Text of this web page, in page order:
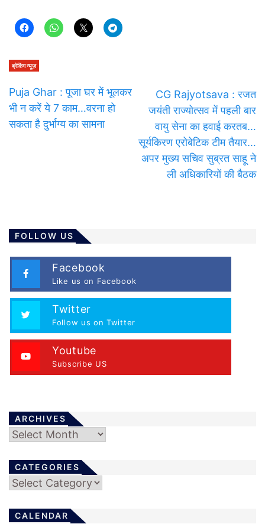
ब्रेकिंग न्यूज़
Puja Ghar : पूजा घर में भूलकर
भी न करें ये 7 काम…वरना हो
सकता है दुर्भाग्य का सामना
CG Rajyotsava : रजत
जयंती राज्योत्सव में पहली बार
वायु सेना का हवाई करतब…
सूर्यकिरण एरोबेटिक टीम तैयार…
अपर मुख्य सचिव सुब्रत साहू ने
ली अधिकारियों की बैठक
FOLLOW US
Facebook
Like us on Facebook
Twitter
Follow us on Twitter
Youtube
Subscribe US
ARCHIVES
Archives
CATEGORIES
Categories
CALENDAR